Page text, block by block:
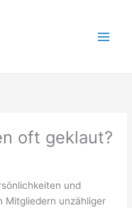
oft geklaut?
und
Mitgliedern unzähliger